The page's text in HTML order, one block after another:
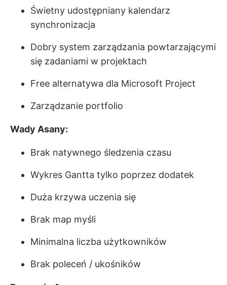
Świetny udostępniany kalendarz
synchronizacja
Dobry system zarządzania powtarzającymi
się zadaniami w projektach
Free alternatywa dla Microsoft Project
Zarządzanie portfolio
Wady Asany:
Brak natywnego śledzenia czasu
Wykres Gantta tylko poprzez dodatek
Duża krzywa uczenia się
Brak map myśli
Minimalna liczba użytkowników
Brak poleceń / ukośników